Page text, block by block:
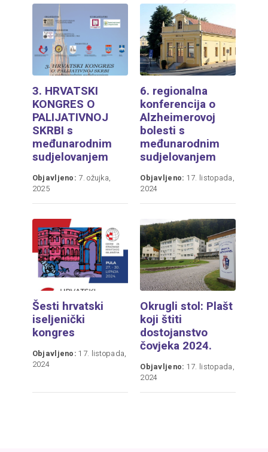
3. HRVATSKI
KONGRES O
PALIJATIVNOJ
SKRBI s
međunarodnim
sudjelovanjem
Objavljeno: 7. ožujka,
2025
6. regionalna
konferencija o
Alzheimerovoj
bolesti s
međunarodnim
sudjelovanjem
Objavljeno: 17. listopada,
2024
Šesti hrvatski
iseljenički
kongres
Objavljeno: 17. listopada,
2024
Okrugli stol: Plašt
koji štiti
dostojanstvo
čovjeka 2024.
Objavljeno: 17. listopada,
2024